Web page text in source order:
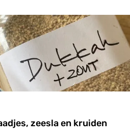
zeesla en kruiden